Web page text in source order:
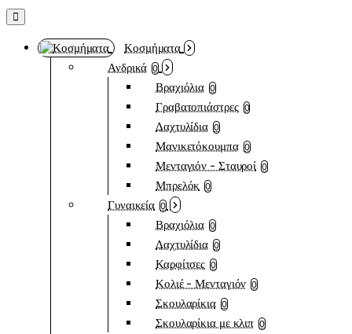
Κοσμήματα
Ανδρικά 0
Βραχιόλια 0
Γραβατοπιάστρες 0
Δαχτυλίδια 0
Μανικετόκουμπα 0
Μενταγιόν - Σταυροί 0
Μπρελόκ 0
Γυναικεία 0
Βραχιόλια 0
Δαχτυλίδια 0
Καρφίτσες 0
Κολιέ - Μενταγιόν 0
Σκουλαρίκια 0
Σκουλαρίκια με κλιπ 0